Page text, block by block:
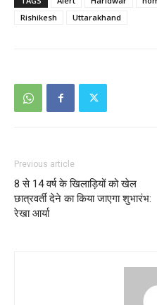
Rishikesh
Uttarakhand
Previous article
8 से 14 वर्ष के खिलाड़ियों को खेल
छात्रवर्ती देने का किया जाएगा शुभारंभ:
रेखा आर्या